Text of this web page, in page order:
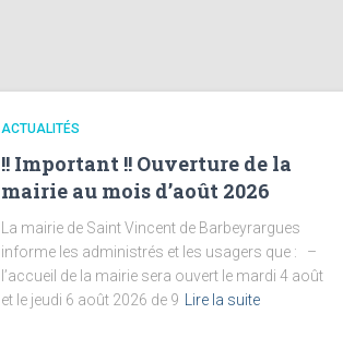
ACTUALITÉS
!! Important !! Ouverture de la
mairie au mois d’août 2026
La mairie de Saint Vincent de Barbeyrargues
informe les administrés et les usagers que : –
l’accueil de la mairie sera ouvert le mardi 4 août
et le jeudi 6 août 2026 de 9
Lire la suite